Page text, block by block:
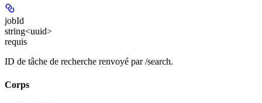
jobId
string<uuid>
requis
ID de tâche de recherche renvoyé par /search.
Corps